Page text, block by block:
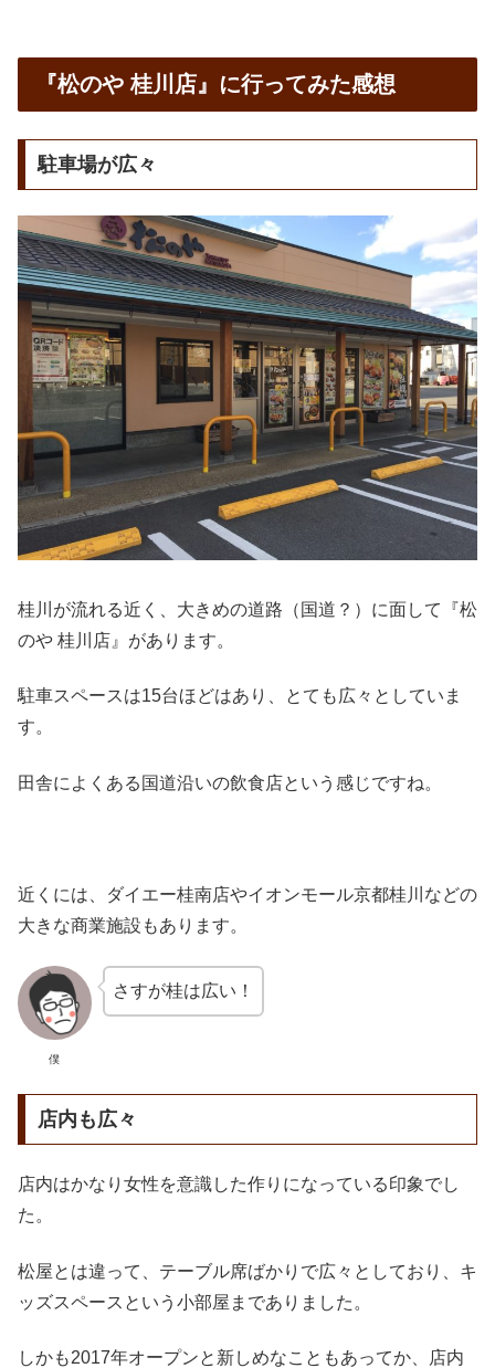
『松のや 桂川店』に行ってみた感想
駐車場が広々
桂川が流れる近く、大きめの道路（国道？）に面して『松
のや 桂川店』があります。
駐車スペースは15台ほどはあり、とても広々としていま
す。
田舎によくある国道沿いの飲食店という感じですね。
近くには、ダイエー桂南店やイオンモール京都桂川などの
大きな商業施設もあります。
僕
さすが桂は広い！
店内も広々
店内はかなり女性を意識した作りになっている印象でし
た。
松屋とは違って、テーブル席ばかりで広々としており、キ
ッズスペースという小部屋までありました。
しかも2017年オープンと新しめなこともあってか、店内